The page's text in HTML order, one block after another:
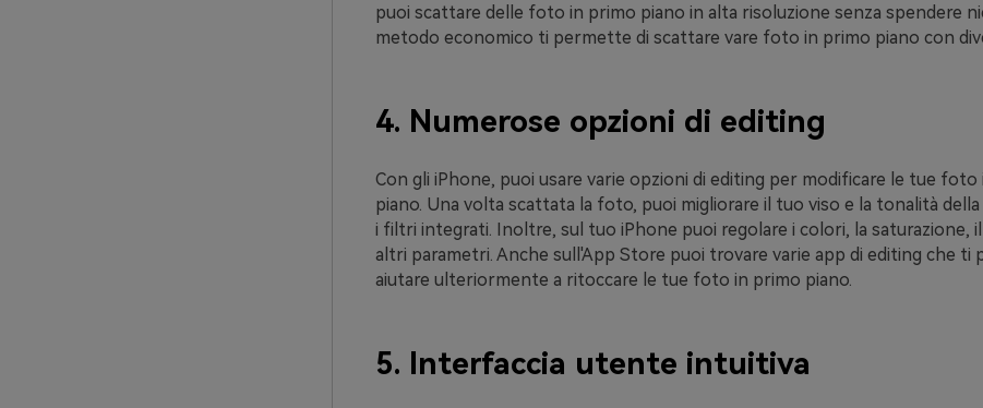
puoi scattare delle foto in primo piano in alta risoluzione senza spendere
metodo economico ti permette di scattare vare foto in primo piano con
4. Numerose opzioni di editing
Con gli iPhone, puoi usare varie opzioni di editing per modificare le tue foto
piano. Una volta scattata la foto, puoi migliorare il tuo viso e la tonalità
i filtri integrati. Inoltre, sul tuo iPhone puoi regolare i colori, la saturazione,
altri parametri. Anche sull'App Store puoi trovare varie app di editing che ti
aiutare ulteriormente a ritoccare le tue foto in primo piano.
5. Interfaccia utente intuitiva